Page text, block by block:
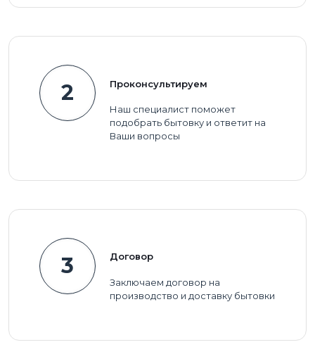
2 Проконсультируем
Наш специалист поможет
подобрать бытовку и ответит на
Ваши вопросы
3 Договор
Заключаем договор на
производство и доставку бытовки